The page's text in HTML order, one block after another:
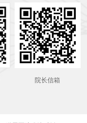
院长信箱